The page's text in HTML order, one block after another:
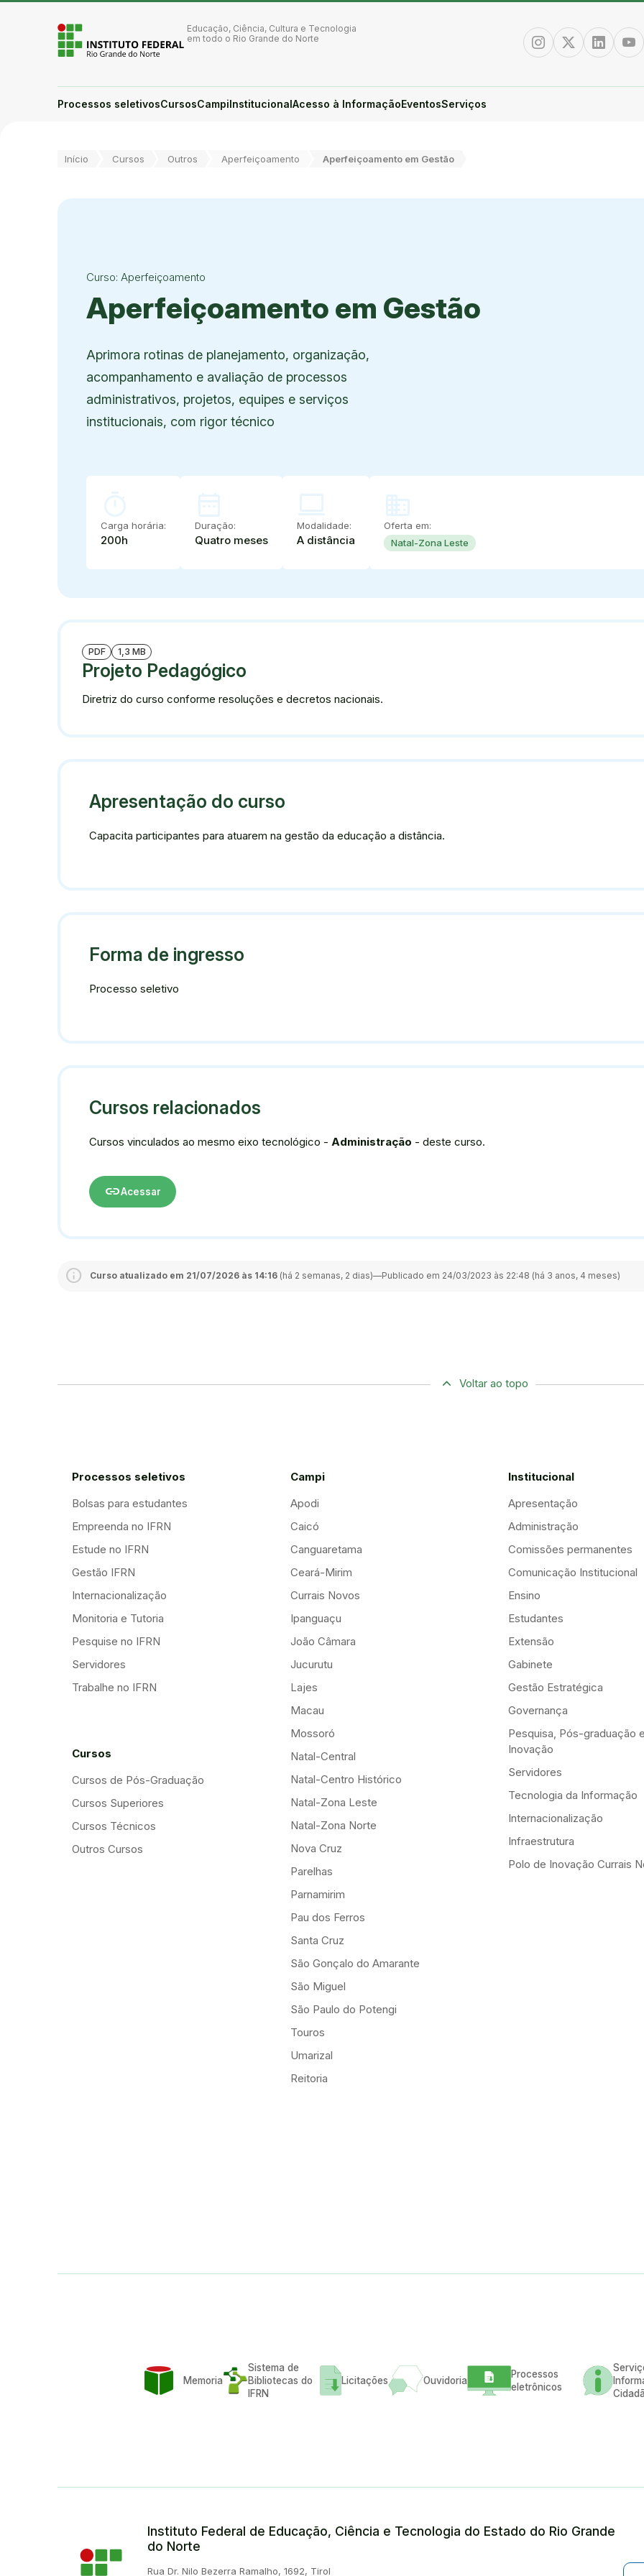
Ir para a página inicial
Ir para a busca
Ir para o menu principal
Ir para o conteúdo
Alto contraste
Login da Área Administrativa
Educação, Ciência, Cultura e Tecnologia
em todo o Rio Grande do Norte
InstagramTwitter/XLinkedin
Processos seletivosCursosCampiInstitucionalAcesso à InformaçãoEventosServiços
Você está aqui:
Início Cursos Outros Aperfeiçoamento Aperfeiçoamento em Gestão
Curso: Aperfeiçoamento
Aperfeiçoamento em Gestão
Aprimora rotinas de planejamento, organização,
acompanhamento e avaliação de processos
administrativos, projetos, equipes e serviços
institucionais, com rigor técnico
Carga horária:
200h
Duração:
Quatro meses
Modalidade:
A distância
Oferta em:
Natal-Zona Leste
PDF 1,3 MB
Projeto Pedagógico
Diretriz do curso conforme resoluções e decretos nacionais.
Apresentação do curso
Capacita participantes para atuarem na gestão da educação a distância.
Forma de ingresso
Processo seletivo
Cursos relacionados
Cursos vinculados ao mesmo eixo tecnológico - Administração - deste curso.
linkAcessar
Curso atualizado em 21/07/2026 às 14:16 (há 2 semanas, 2 dias)—Publicado em 24/03/2023 às 22:48 (há 3 anos, 4 meses)
Voltar ao topo
Processos seletivos
Bolsas para estudantes
Empreenda no IFRN
Estude no IFRN
Gestão IFRN
Internacionalização
Monitoria e Tutoria
Pesquise no IFRN
Servidores
Trabalhe no IFRN
Cursos
Cursos de Pós-Graduação
Cursos Superiores
Cursos Técnicos
Outros Cursos
Campi
Apodi
Caicó
Canguaretama
Ceará-Mirim
Currais Novos
Ipanguaçu
João Câmara
Jucurutu
Lajes
Macau
Mossoró
Natal-Central
Natal-Centro Histórico
Natal-Zona Leste
Natal-Zona Norte
Nova Cruz
Parelhas
Parnamirim
Pau dos Ferros
Santa Cruz
São Gonçalo do Amarante
São Miguel
São Paulo do Potengi
Touros
Umarizal
Reitoria
Institucional
Apresentação
Administração
Comissões permanentes
Comunicação Institucional
Ensino
Estudantes
Extensão
Gabinete
Gestão Estratégica
Governança
Pesquisa, Pós-graduação e
Inovação
Servidores
Tecnologia da Informação
Internacionalização
Infraestrutura
Polo de Inovação Currais
Memoria
Sistema de
Bibliotecas do
IFRN
Licitações Ouvidoria
Processos
eletrônicos
Instituto Federal de Educação, Ciência e Tecnologia do Estado do Rio Grande
do Norte
Endereço:
Rua Dr. Nilo Bezerra Ramalho, 1692, Tirol